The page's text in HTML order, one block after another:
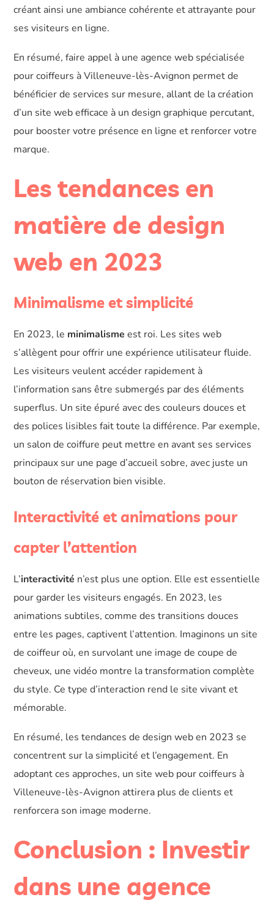
créant ainsi une ambiance cohérente et attrayante pour
ses visiteurs en ligne.
En résumé, faire appel à une agence web spécialisée
pour coiffeurs à Villeneuve-lès-Avignon permet de
bénéficier de services sur mesure, allant de la création
d’un site web efficace à un design graphique percutant,
pour booster votre présence en ligne et renforcer votre
marque.
Les tendances en
matière de design
web en 2023
Minimalisme et simplicité
En 2023, le minimalisme est roi. Les sites web
s’allègent pour offrir une expérience utilisateur fluide.
Les visiteurs veulent accéder rapidement à
l’information sans être submergés par des éléments
superflus. Un site épuré avec des couleurs douces et
des polices lisibles fait toute la différence. Par exemple,
un salon de coiffure peut mettre en avant ses services
principaux sur une page d’accueil sobre, avec juste un
bouton de réservation bien visible.
Interactivité et animations pour
capter l’attention
L’interactivité n’est plus une option. Elle est essentielle
pour garder les visiteurs engagés. En 2023, les
animations subtiles, comme des transitions douces
entre les pages, captivent l’attention. Imaginons un site
de coiffeur où, en survolant une image de coupe de
cheveux, une vidéo montre la transformation complète
du style. Ce type d’interaction rend le site vivant et
mémorable.
En résumé, les tendances de design web en 2023 se
concentrent sur la simplicité et l’engagement. En
adoptant ces approches, un site web pour coiffeurs à
Villeneuve-lès-Avignon attirera plus de clients et
renforcera son image moderne.
Conclusion : Investir
dans une agence